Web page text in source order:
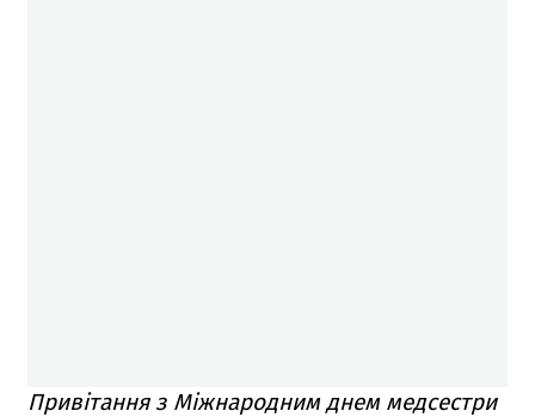
Привітання з Міжнародним днем медсестри